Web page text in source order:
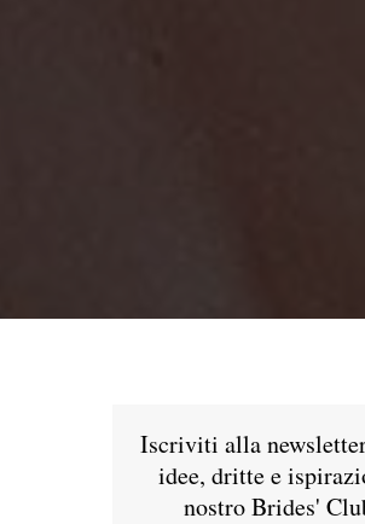
Iscriviti alla
idee, dritte e
nostro Brides'